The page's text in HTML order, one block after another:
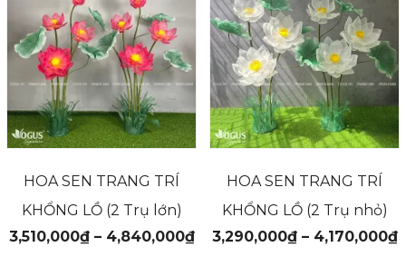
HOA SEN TRANG TRÍ
KHỔNG LỒ (2 Trụ lớn)
3,510,000₫– 4,840,000₫
HOA SEN TRANG TRÍ
KHỔNG LỒ (2 Trụ nhỏ)
3,290,000₫– 4,170,000₫